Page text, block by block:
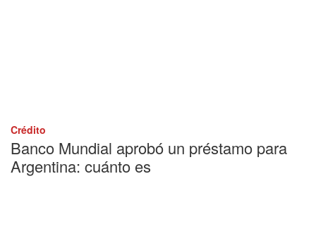
Crédito
Banco Mundial aprobó un préstamo para
Argentina: cuánto es